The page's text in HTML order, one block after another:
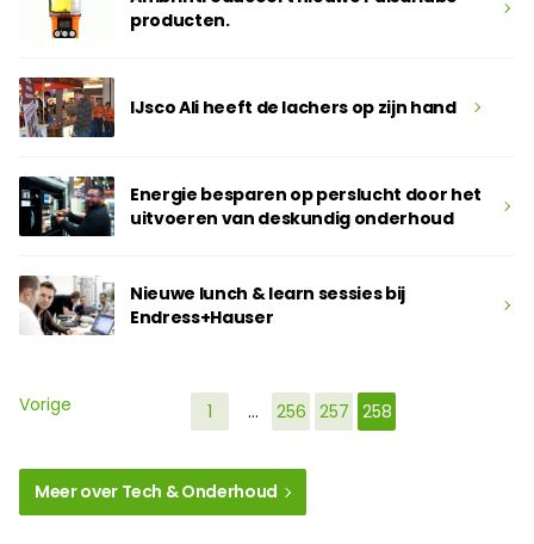
producten.
IJsco Ali heeft de lachers op zijn hand
Energie besparen op perslucht door het
uitvoeren van deskundig onderhoud
Nieuwe lunch & learn sessies bij
Endress+Hauser
Vorige 1 … 256 257 258
Meer over Tech & Onderhoud